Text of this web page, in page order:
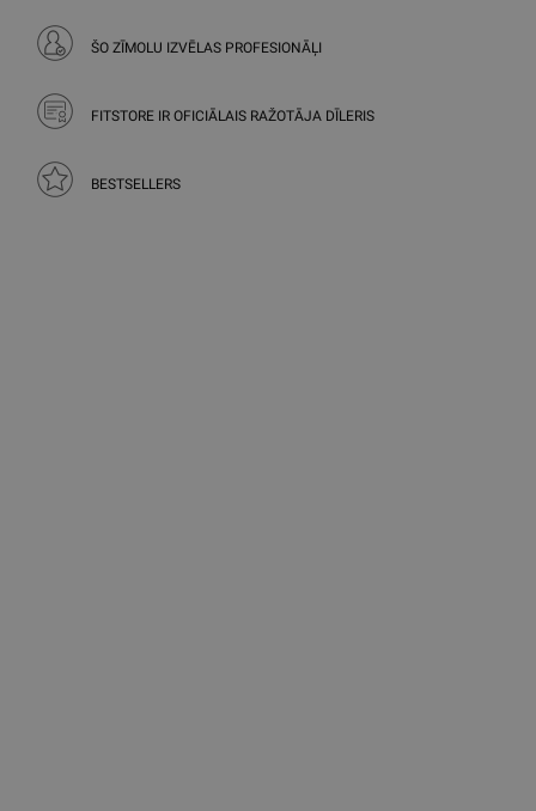
ŠO ZĪMOLU IZVĒLAS PROFESIONĀĻI
FITSTORE IR OFICIĀLAIS RAŽOTĀJA DĪLERIS
BESTSELLERS